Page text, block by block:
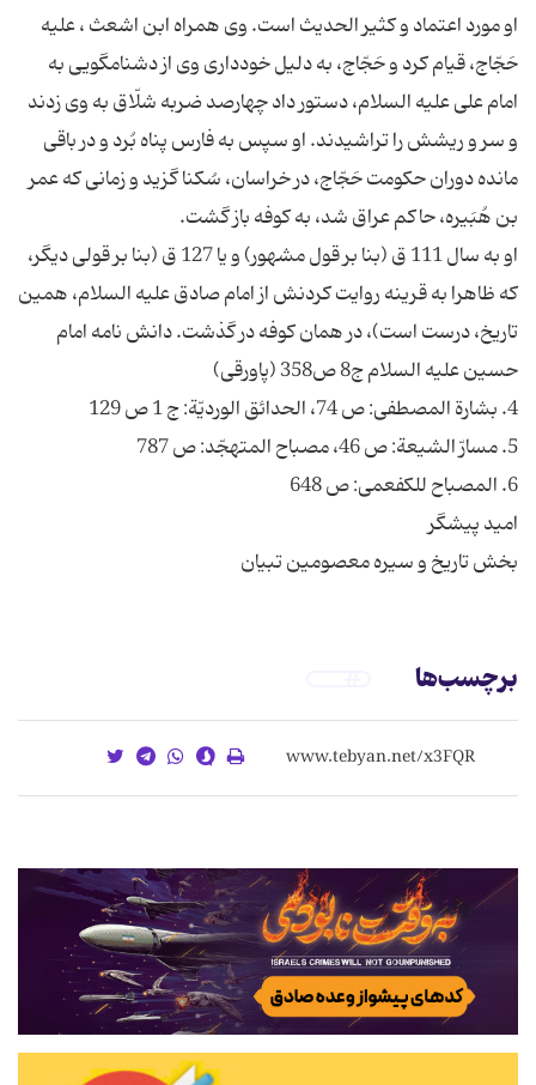
او مورد اعتماد و كثیر الحدیث است. وى همراه ابن اشعث ، علیه
حَجّاج، قیام كرد و حَجّاج، به دلیل خوددارى وى از دشنامگویى به
امام على علیه السلام، دستور داد چهارصد ضربه شلّاق به وى زدند
و سر و ریشش را تراشیدند. او سپس به فارس پناه بُرد و در باقى
مانده دوران حكومت حَجّاج، در خراسان، سُكنا گزید و زمانى كه عمر
او به سال 111 ق (بنا بر قول مشهور) و یا 127 ق (بنا بر قولى دیگر،
كه ظاهرا به قرینه روایت كردنش از امام صادق علیه السلام، همین
تاریخ، درست است)، در همان كوفه در گذشت. دانش نامه امام
بخش تاریخ و سیره معصومین تبیان
برچسب‌ها